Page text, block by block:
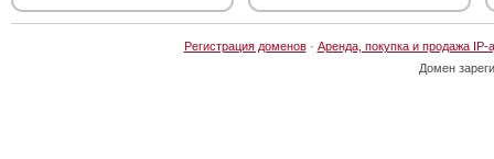
Регистрация доменов· Аренда, покупка и продажа IP-
Домен